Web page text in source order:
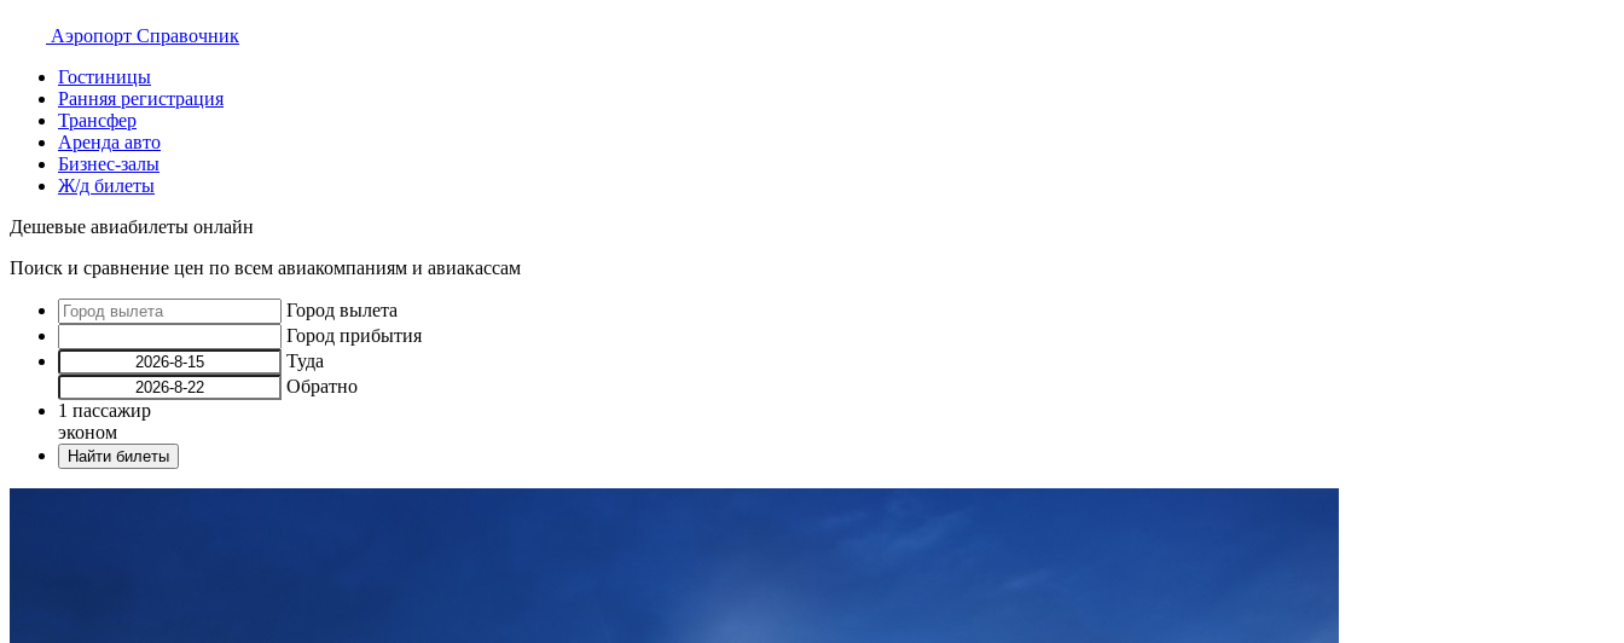
Аэропорт Справочник
Гостиницы
Ранняя регистрация
Трансфер
Аренда авто
Бизнес-залы
Ж/д билеты
Дешевые авиабилеты онлайн
Поиск и сравнение цен по всем авиакомпаниям и авиакассам
Город вылета
Город прибытия
Туда
Обратно
1 пассажир
эконом
Найти билеты